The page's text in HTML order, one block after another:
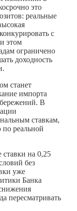
это
реальные
с
этом
ограничено
доходность
станет
импорта
В
ставкам,
реальной
на 0,25
без
уже
Банка
пересматривать